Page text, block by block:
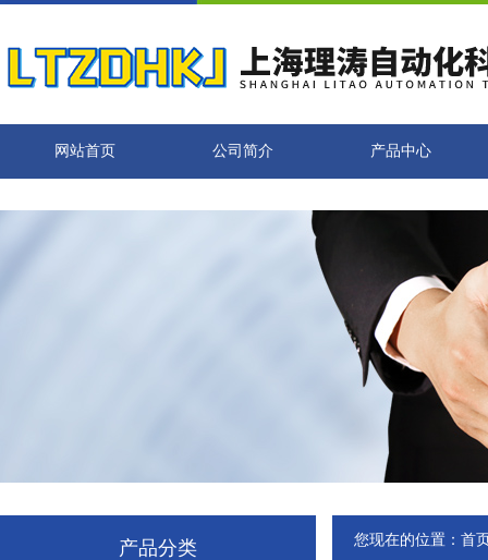
网站首页 公司简介 产品中心
产品分类 您现在的位置： 首